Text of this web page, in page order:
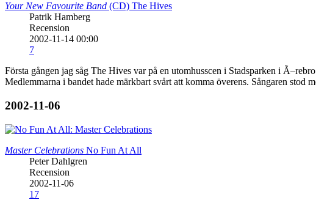
Your New Favourite Band (CD) The Hives
Patrik Hamberg
Recension
2002-11-14 00:00
7
Första gången jag såg The Hives var på en utomhusscen i Stadsparken i
Medlemmarna i bandet hade märkbart svårt att komma överens. Sångaren stod
2002-11-06
Master Celebrations No Fun At All
Peter Dahlgren
Recension
2002-11-06
17